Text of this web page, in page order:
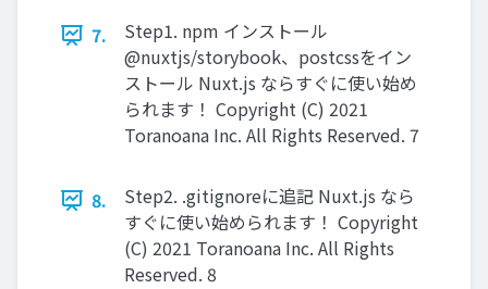
7.
Step1. npm インストール
@nuxtjs/storybook、postcssをイン
ストール Nuxt.js ならすぐに使い始め
られます！ Copyright (C) 2021
Toranoana Inc. All Rights Reserved. 7
8.
Step2. .gitignoreに追記 Nuxt.js なら
すぐに使い始められます！ Copyright
(C) 2021 Toranoana Inc. All Rights
Reserved. 8